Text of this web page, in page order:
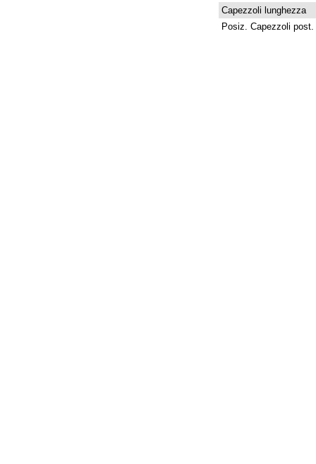
Capezzoli lunghezza
Posiz. Capezzoli post.